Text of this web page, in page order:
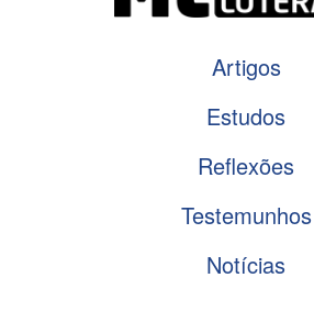
Artigos
Estudos
Reflexões
Testemunhos
Notícias